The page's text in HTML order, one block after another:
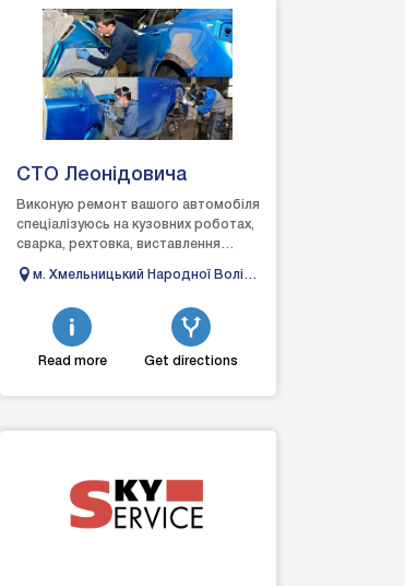
СТО Леонідовича
Виконую ремонт вашого автомобіля
спеціалізуюсь на кузовних роботах,
сварка, рехтовка, виставлення
більше 30 рок...
м. Хмельницький Народної Волі
Read more Get directions